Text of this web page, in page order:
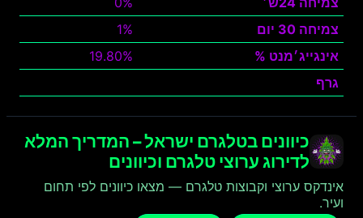
צמיחה 30 יום
1%
אינגייג׳מנט %
19.80%
גרף
כיוונים בטלגרם ישראל – המדריך המלא
לדירוג ערוצי טלגרם וכיוונים
אינדקס ערוצי וקבוצות טלגרם — מצאו כיוונים לפי תחום
ועיר.